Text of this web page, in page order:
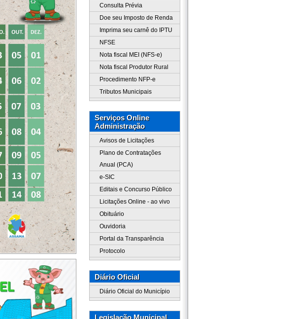
Consulta Prévia
Doe seu Imposto de Renda
Imprima seu carnê do IPTU
NFSE
Nota fiscal MEI (NFS-e)
Nota fiscal Produtor Rural
Procedimento NFP-e
Tributos Municipais
Serviços Online
Administração
Avisos de Licitações
Plano de Contratações
Anual (PCA)
e-SIC
Editais e Concurso Público
Licitações Online - ao vivo
Obituário
Ouvidoria
Portal da Transparência
Protocolo
Diário Oficial
Diário Oficial do Município
Legislação Municipal